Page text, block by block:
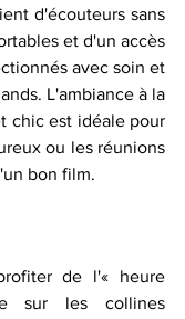
d'écouteurs sans
et d'un accès
avec soin et
L'ambiance à la
chic est idéale pour
ou les réunions
bon film.
de l'« heure
sur les collines